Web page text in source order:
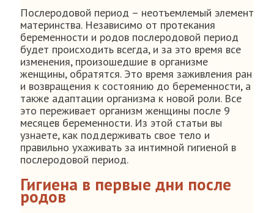
Послеродовой период – неотъемлемый элемент
материнства. Независимо от протекания
беременности и родов послеродовой период
будет происходить всегда, и за это время все
изменения, произошедшие в организме
женщины, обратятся. Это время заживления ран
и возвращения к состоянию до беременности, а
также адаптации организма к новой роли. Все
это переживает организм женщины после 9
месяцев беременности. Из этой статьи вы
узнаете, как поддерживать свое тело и
правильно ухаживать за интимной гигиеной в
послеродовой период.
Гигиена в первые дни после
родов